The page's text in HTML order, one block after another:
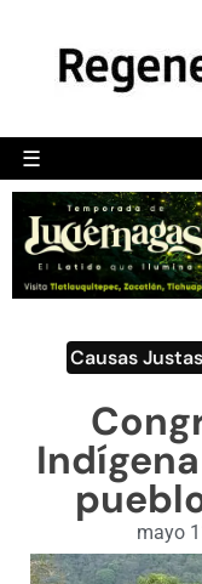
☰
Causas Justas
mayo